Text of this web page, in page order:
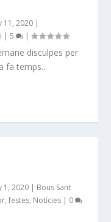
11, 2020 |
|5 |
disculpes per
fa temps...
1, 2020 | Bous Sant
,festes, Notícies | 0